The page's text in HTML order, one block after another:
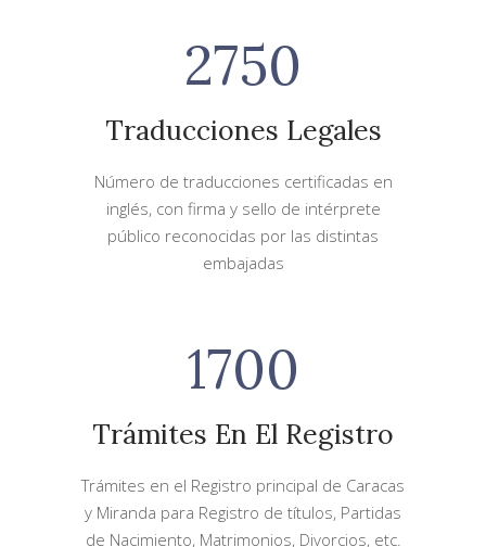
2750
Traducciones Legales
Número de traducciones certificadas en
inglés, con firma y sello de intérprete
público reconocidas por las distintas
embajadas
1700
Trámites En El Registro
Trámites en el Registro principal de Caracas
y Miranda para Registro de títulos, Partidas
de Nacimiento, Matrimonios, Divorcios, etc.